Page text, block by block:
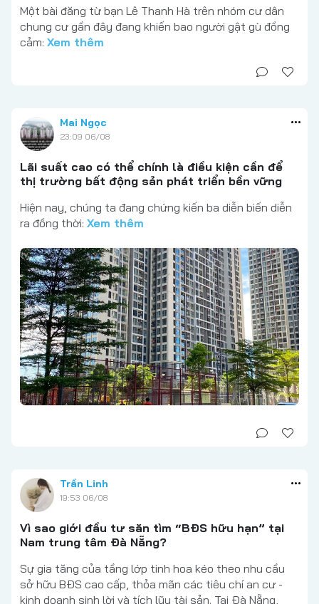
Một bài đăng từ bạn Lê Thanh Hà trên nhóm cư dân
chung cư gần đây đang khiến bao người gật gù đồng
cảm: Xem thêm
Mai Ngọc
23:09 06/08
Lãi suất cao có thể chính là điều kiện cần để
thị trường bất động sản phát triển bền vững
Hiện nay, chúng ta đang chứng kiến ba diễn biến diễn
ra đồng thời: Xem thêm
Trần Linh
19:53 06/08
Vì sao giới đầu tư săn tìm “BĐS hữu hạn” tại
Nam trung tâm Đà Nẵng?
Sự gia tăng của tầng lớp tinh hoa kéo theo nhu cầu
sở hữu BĐS cao cấp, thỏa mãn các tiêu chí an cư -
kinh doanh sinh lời và tích lũy tài sản. Tại Đà Nẵng,